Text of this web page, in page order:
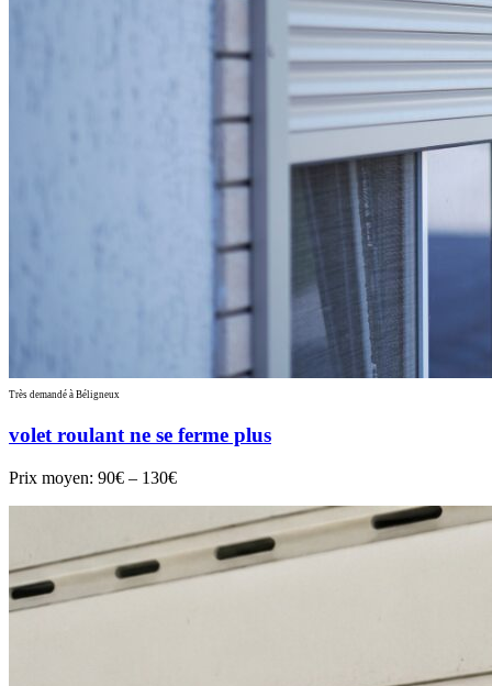
Très demandé à Béligneux
volet roulant ne se ferme plus
Prix moyen: 90€ – 130€